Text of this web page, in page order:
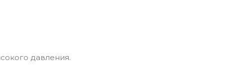
давления.